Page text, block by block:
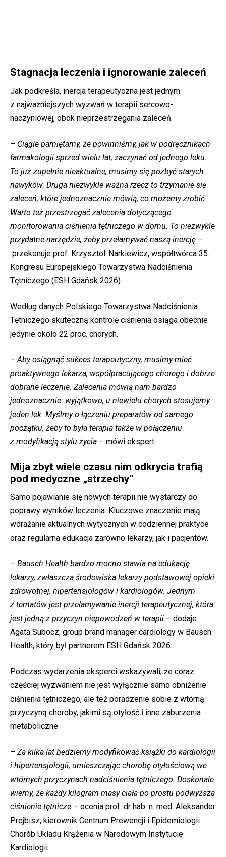
Stagnacja leczenia i ignorowanie zaleceń
Jak podkreśla, inercja terapeutyczna jest jednym
z najważniejszych wyzwań w terapii sercowo-
naczyniowej, obok nieprzestrzegania zaleceń.
– Ciągle pamiętamy, że powinniśmy, jak w podręcznikach
farmakologii sprzed wielu lat, zaczynać od jednego leku.
To już zupełnie nieaktualne, musimysię pozbyć starych
nawyków. Druga niezwykle ważna rzecz to trzymanie się
zaleceń, które jednoznacznie mówią, co możemy zrobić.
Warto też przestrzegać zalecenia dotyczącego
monitorowania ciśnienia tętniczego w domu. To niezwykle
przydatne narzędzie, żeby przełamywać naszą inercję –
przekonuje prof. Krzysztof Narkiewicz, współtwórca 35.
Kongresu Europejskiego Towarzystwa Nadciśnienia
Tętniczego (ESH Gdańsk 2026).
Według danych Polskiego Towarzystwa Nadciśnienia
Tętniczego skuteczną kontrolę ciśnienia osiąga obecnie
jedynie około 22 proc. chorych.
– Aby osiągnąć sukces terapeutyczny, musimy mieć
proaktywnego lekarza, współpracującego chorego i dobrze
dobrane leczenie. Zalecenia mówią nam bardzo
jednoznacznie: wyjątkowo, u niewielu chorych stosujemy
jeden lek. Myślmy o łączeniu preparatów od samego
początku, żeby to była terapia także w połączeniu
z modyfikacją stylu życia – mówi ekspert.
Mija zbyt wiele czasu nim odkrycia trafią
pod medyczne „strzechy”
Samo pojawianie się nowych terapii nie wystarczy do
poprawy wyników leczenia. Kluczowe znaczenie mają
wdrażanie aktualnych wytycznych w codziennej praktyce
oraz regularna edukacja zarówno lekarzy, jak i pacjentów.
– Bausch Health bardzo mocno stawia na edukację
lekarzy, zwłaszcza środowiska lekarzy podstawowej opieki
zdrowotnej, hipertensjologów i kardiologów. Jednym
z tematów jest przełamywanie inercji terapeutycznej, która
jest jedną z przyczyn niepowodzeń w terapii – dodaje
Agata Subocz, group brand manager cardiology w Bausch
Health, który był partnerem ESH Gdańsk 2026.
Podczas wydarzenia eksperci wskazywali, że coraz
częściej wyzwaniem nie jest wyłącznie samo obniżenie
ciśnienia tętniczego, ale też poradzenie sobie z wtórną
przyczyną choroby, jakimi są otyłość i inne zaburzenia
metaboliczne.
– Za kilka lat będziemy modyfikować książki do kardiologii
i hipertensjologii, umieszczając chorobę otyłościową we
wtórnych przyczynach nadciśnienia tętniczego. Doskonale
wiemy, że każdy kilogram masy ciała po prostu podwyższa
ciśnienie tętnicze – ocenia prof. dr hab. n. med. Aleksander
Prejbisz, kierownik Centrum Prewencji i Epidemiologii
Chorób Układu Krążenia w Narodowym Instytucie
Kardiologii.